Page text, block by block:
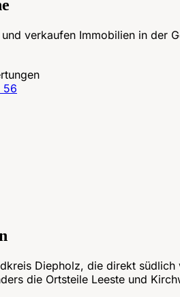
verkaufen Immobilien in der
56
Diepholz, die direkt
die Ortsteile Leeste und